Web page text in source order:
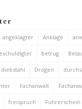
angeklagter Anklage
betrug
diebstahl Drogen
Fachanwalt
freispruch Führerschein